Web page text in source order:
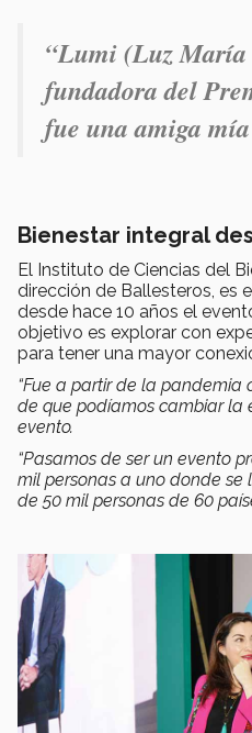
“Lumi (Luz María
fundadora del
fue una amiga
Bienestar integral
El Instituto de Ciencias del
dirección de Ballesteros, es
desde hace 10 años el
objetivo es explorar con
para tener una mayor
“Fue a partir de la pandemia
de que podíamos cambiar la
evento.
“Pasamos de ser un evento
mil personas a uno donde
de 50 mil personas de 60